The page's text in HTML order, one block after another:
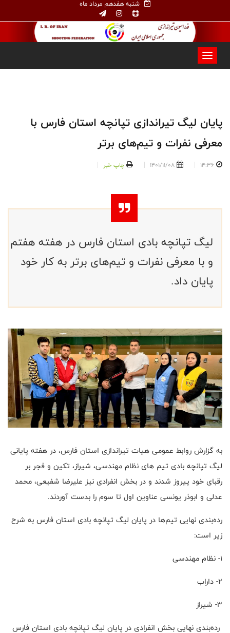
شنبه هفدهم مرداد ماه
پایان لیگ تیراندازی تپانچه استان فارس با
معرفی نفرات و تیم‌های برتر
14:36
1401/11/08 چاپ خبر
لیگ تپانچه بادی استان فارس در هفته هفتم
و با معرفی نفرات و تیم‌های برتر به کار خود
پایان داد.
به گزارش روابط عمومی هیات تیراندازی استان فارس، در هفته پایانی
لیگ تپانچه بادی تیم های نظام مهندسی، شیراز، تکین و فجر بر
رقبای خود پیروز شدند و در بخش انفرادی نیز علیرضا شفیعی، محمد
عدلی و ابوذر یونسی عناوین اول تا سوم را بدست آوردند.
رده‌بندی نهایی تیم‌ها در پایان لیگ تپانچه بادی استان فارس به شرح
زیر است:
1- نظام مهندسی
2- داراب
3- شیراز
رده‌بندی نهایی بخش انفرادی در پایان لیگ تپانچه بادی استان فارس